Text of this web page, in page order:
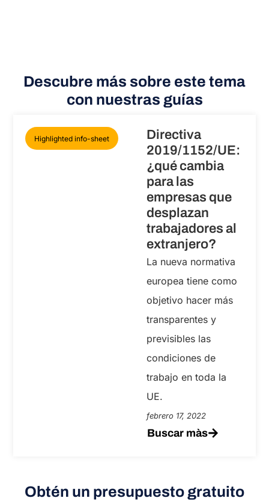
Descubre más sobre este tema
con nuestras guías
Highlighted info-sheet
Directiva
2019/1152/UE:
¿qué cambia
para las
empresas que
desplazan
trabajadores al
extranjero?
La nueva normativa
europea tiene como
objetivo hacer más
transparentes y
previsibles las
condiciones de
trabajo en toda la
UE.
febrero 17, 2022
Buscar màs
Obtén un presupuesto gratuito